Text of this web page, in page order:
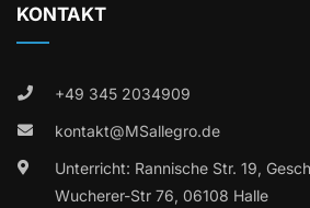
KONTAKT
+49 345 2034909
kontakt@MSallegro.de
Unterricht: Rannische Str. 19,
Wucherer-Str 76, 06108 Halle